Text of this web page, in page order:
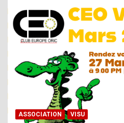
i
n
e
R
o
ASSOCIATION VISU